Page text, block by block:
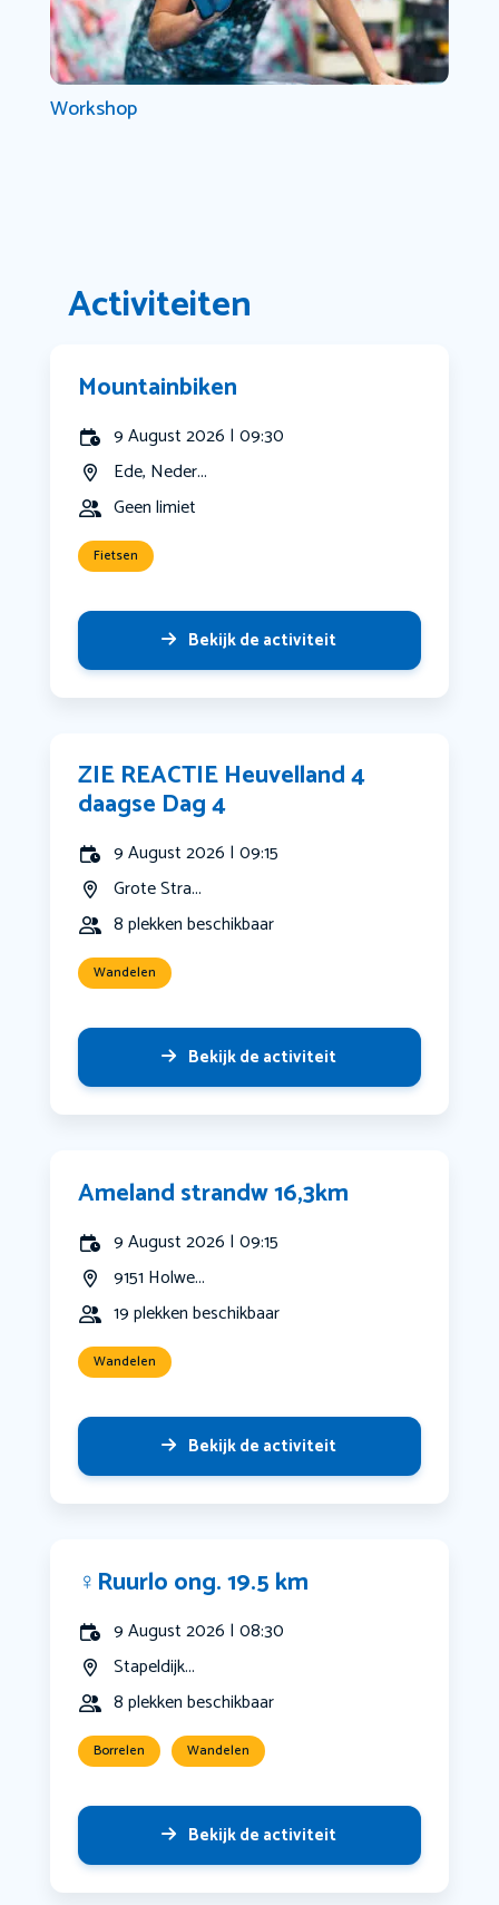
Workshop
Activiteiten
Mountainbiken
9 August 2026 | 09:30
Ede, Neder...
Geen limiet
Fietsen
Bekijk de activiteit
ZIE REACTIE Heuvelland 4
daagse Dag 4
9 August 2026 | 09:15
Grote Stra...
8 plekken beschikbaar
Wandelen
Bekijk de activiteit
Ameland strandw 16,3km
9 August 2026 | 09:15
9151 Holwe...
19 plekken beschikbaar
Wandelen
Bekijk de activiteit
‍♀️Ruurlo ong. 19.5 km
9 August 2026 | 08:30
Stapeldijk...
8 plekken beschikbaar
Borrelen Wandelen
Bekijk de activiteit